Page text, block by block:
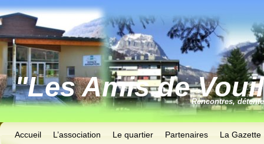
"Les Amis deRencontres,
Accueil L’association Le quartier Partenaires La Gazette